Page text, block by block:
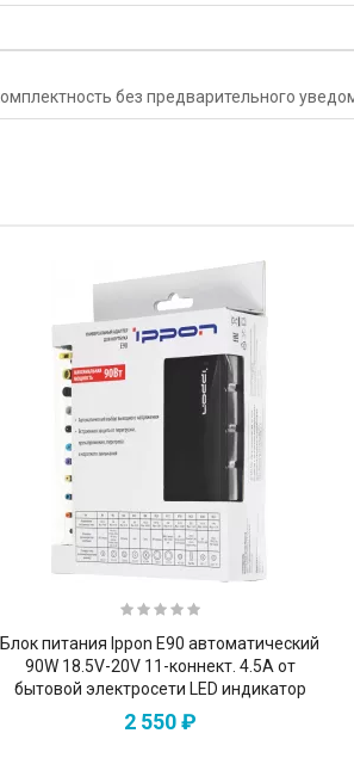
без предварительного
Блок питания Ippon E90 автоматический
90W 18.5V-20V 11-коннект. 4.5A от
бытовой электросети LED индикатор
2 550 ₽